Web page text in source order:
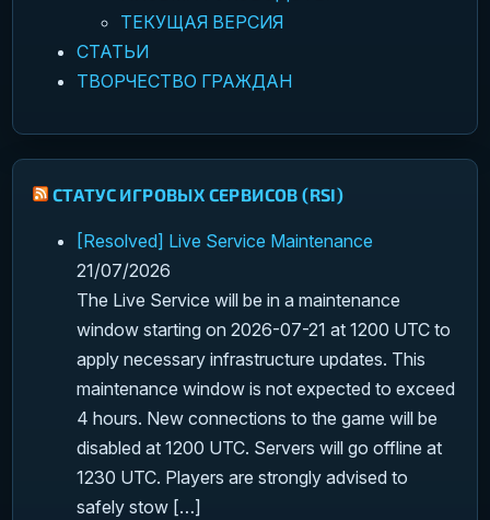
ТЕКУЩАЯ ВЕРСИЯ
СТАТЬИ
ТВОРЧЕСТВО ГРАЖДАН
СТАТУС ИГРОВЫХ СЕРВИСОВ (RSI)
[Resolved] Live Service Maintenance
21/07/2026
The Live Service will be in a maintenance
window starting on 2026-07-21 at 1200 UTC to
apply necessary infrastructure updates. This
maintenance window is not expected to exceed
4 hours. New connections to the game will be
disabled at 1200 UTC. Servers will go offline at
1230 UTC. Players are strongly advised to
safely stow […]